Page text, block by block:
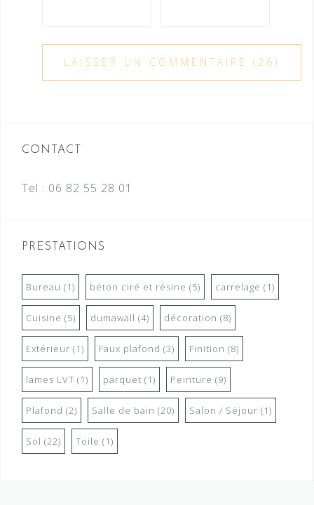
CONTACT
Tel : 06 82 55 28 01
PRESTATIONS
Bureau (1) béton ciré et résine (5) carrelage (1)
Cuisine (5) dumawall (4) décoration (8)
Extérieur (1) Faux plafond (3) Finition (8)
lames LVT (1) parquet (1) Peinture (9)
Plafond (2) Salle de bain (20) Salon / Séjour (1)
Sol (22) Toile (1)